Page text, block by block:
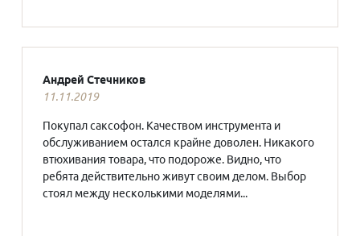
Андрей Стечников
11.11.2019
Покупал саксофон. Качеством инструмента и
обслуживанием остался крайне доволен. Никакого
втюхивания товара, что подороже. Видно, что
ребята действительно живут своим делом. Выбор
стоял между несколькими моделями...